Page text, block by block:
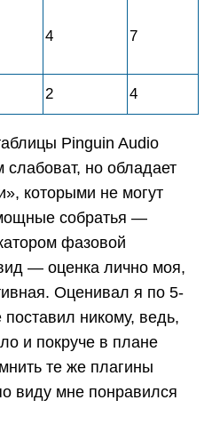
4 7
2 4
Pinguin Audio
но обладает
которыми не могут
собратья —
фазовой
— оценка лично моя,
Оценивал я по 5-
никому, ведь,
и покруче в плане
те же плагины
виду мне понравился